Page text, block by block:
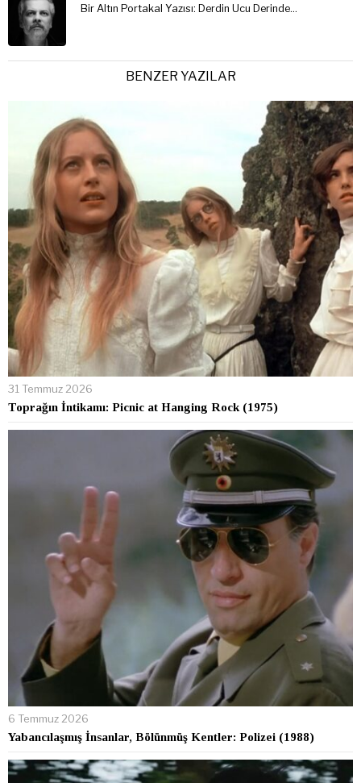
Bir Altın Portakal Yazısı: Derdin Ucu Derinde…
BENZER YAZILAR
31 Temmuz 2026
Toprağın İntikamı: Picnic at Hanging Rock (1975)
6 Temmuz 2026
Yabancılaşmış İnsanlar, Bölünmüş Kentler: Polizei (1988)